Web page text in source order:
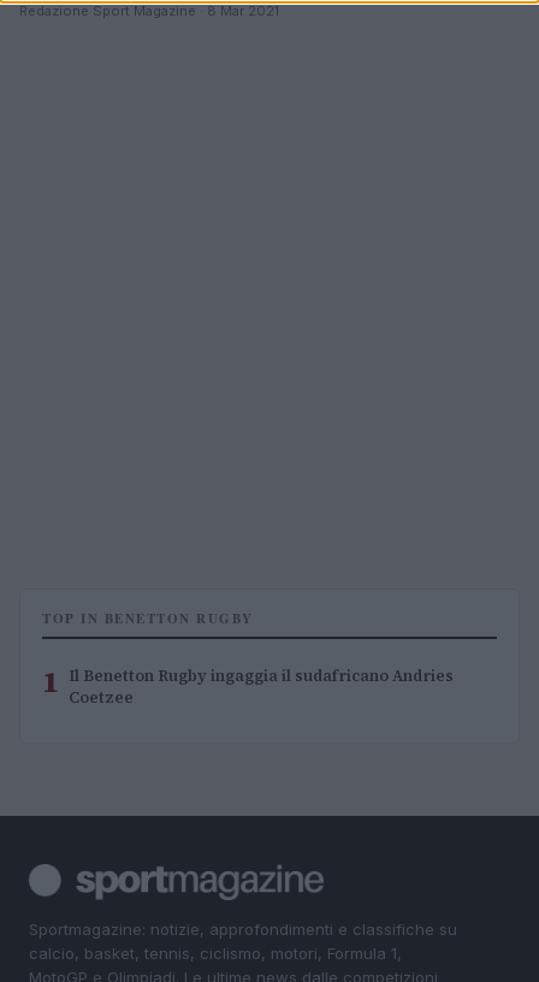
Redazione Sport Magazine · 8 Mar 2021
TOP IN BENETTON RUGBY
1 Il Benetton Rugby ingaggia il sudafricano Andries
Coetzee
Sportmagazine: notizie, approfondimenti e classifiche su
calcio, basket, tennis, ciclismo, motori, Formula 1,
MotoGP e Olimpiadi. Le ultime news dalle competizioni